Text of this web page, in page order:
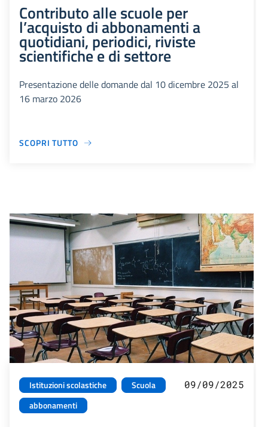
Contributo alle scuole per
l’acquisto di abbonamenti a
quotidiani, periodici, riviste
scientifiche e di settore
Presentazione delle domande dal 10 dicembre 2025 al
16 marzo 2026
SCOPRI TUTTO
Istituzioni scolastiche
Scuola
abbonamenti
09/09/2025